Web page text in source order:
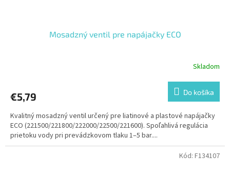
Mosadzný ventil pre napájačky ECO
Skladom
€5,79 Do košíka
Kvalitný mosadzný ventil určený pre liatinové a plastové napájačky
ECO (221500/221800/222000/22500/221600). Spoľahlivá regulácia
prietoku vody pri prevádzkovom tlaku 1–5 bar....
Kód: F134107